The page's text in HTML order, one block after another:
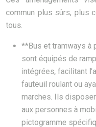
commun plus sûrs, plus
tous.
**Bus et tramways à
sont équipés de
intégrées, facilitant
fauteuil roulant ou
marches. Ils
aux personnes à
pictogramme